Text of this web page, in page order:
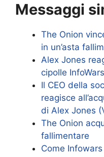
Messaggi
The Onion
in un’asta
Alex Jones
cipolle InfoWars
Il CEO della
reagisce
di Alex Jones
The Onion
fallimentare
Come